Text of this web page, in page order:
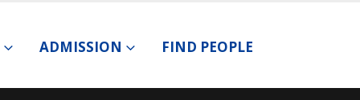
ADMISSION FIND PEOPLE